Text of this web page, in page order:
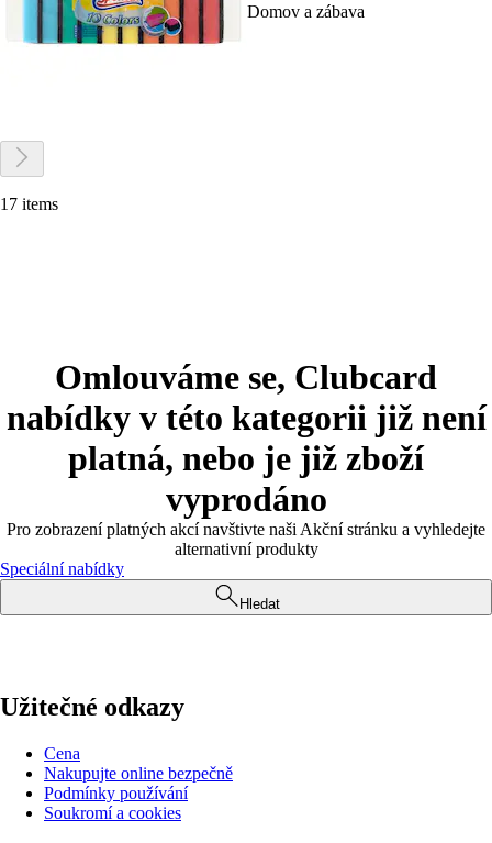
Domov a zábava
17 items
Omlouváme se, Clubcard
nabídky v této kategorii již není
platná, nebo je již zboží
vyprodáno
Pro zobrazení platných akcí navštivte naši Akční stránku a vyhledejte
alternativní produkty
Speciální nabídky
Hledat
Užitečné odkazy
Cena
Nakupujte online bezpečně
Podmínky používání
Soukromí a cookies